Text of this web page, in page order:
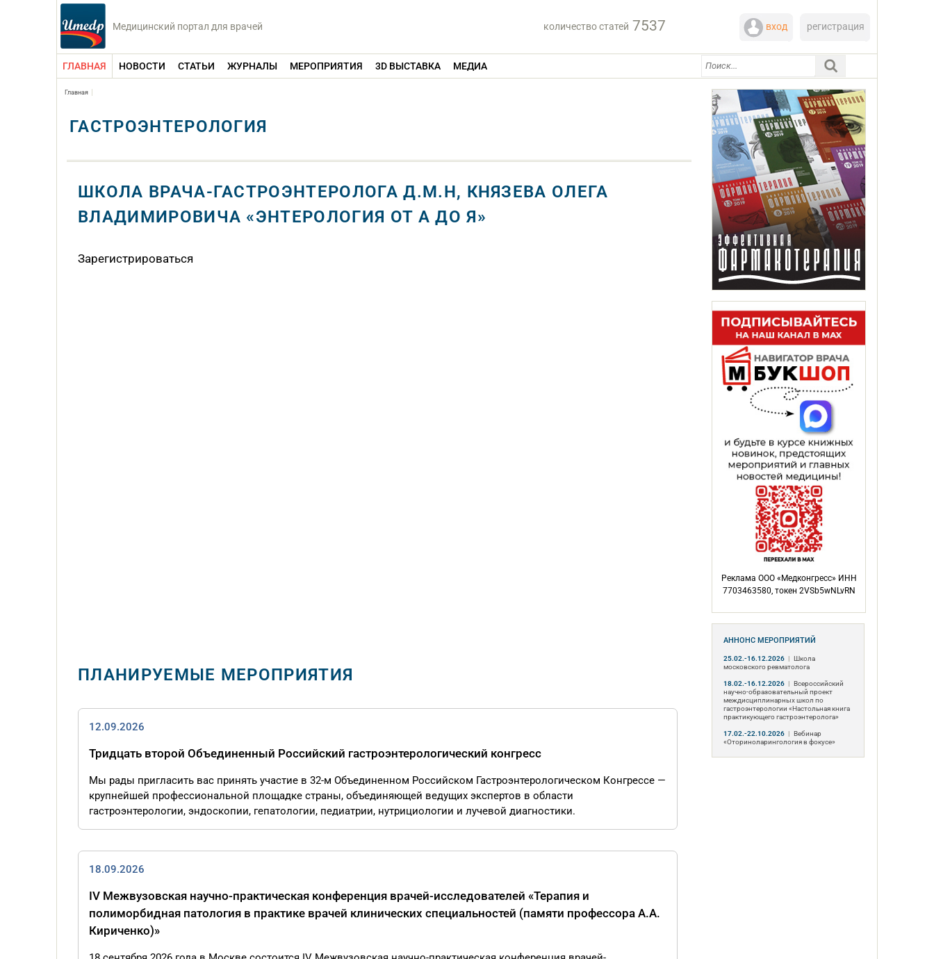
Медицинский портал для врачей количество статей 7537 вход регистрация
ГЛАВНАЯ НОВОСТИ СТАТЬИ ЖУРНАЛЫ МЕРОПРИЯТИЯ 3D ВЫСТАВКА МЕДИА
Главная
ГАСТРОЭНТЕРОЛОГИЯ
ШКОЛА ВРАЧА-ГАСТРОЭНТЕРОЛОГА Д.М.Н, КНЯЗЕВА ОЛЕГА
ВЛАДИМИРОВИЧА «ЭНТЕРОЛОГИЯ ОТ А ДО Я»
Зарегистрироваться
ПЛАНИРУЕМЫЕ МЕРОПРИЯТИЯ
12.09.2026
Тридцать второй Объединенный Российский гастроэнтерологический конгресс
Мы рады пригласить вас принять участие в 32-м Объединенном Российском Гастроэнтерологическом Конгрессе —
крупнейшей профессиональной площадке страны, объединяющей ведущих экспертов в области
гастроэнтерологии, эндоскопии, гепатологии, педиатрии, нутрициологии и лучевой диагностики.
18.09.2026
IV Межвузовская научно-практическая конференция врачей-исследователей «Терапия и
полиморбидная патология в практике врачей клинических специальностей (памяти профессора А.А.
Кириченко)»
Реклама ООО «Медконгресс» ИНН
7703463580, токен 2VSb5wNLvRN
АННОНС МЕРОПРИЯТИЙ
25.02.-16.12.2026 | Школа
московского ревматолога
18.02.-16.12.2026 | Всероссийский
научно-образовательный проект
междисциплинарных школ по
гастроэнтерологии «Настольная книга
практикующего гастроэнтеролога»
17.02.-22.10.2026 | Вебинар
«Оториноларингология в фокусе»